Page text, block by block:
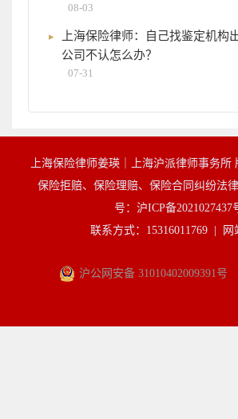
08-03
上海保险律师：自己找鉴定机构
公司不认怎么办？
07-31
上海保险律师姜瑛｜上海沪派律师事务所
保险拒赔、保险理赔、保险合同纠纷法
号：沪ICP备2021027437
联系方式：15316011769 |
网
沪公网安备 31010402009391号